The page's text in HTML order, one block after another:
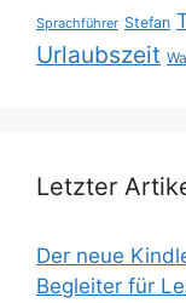
Sprachführer Stefan
Urlaubszeit
Letzter
Der neue
Begleiter für